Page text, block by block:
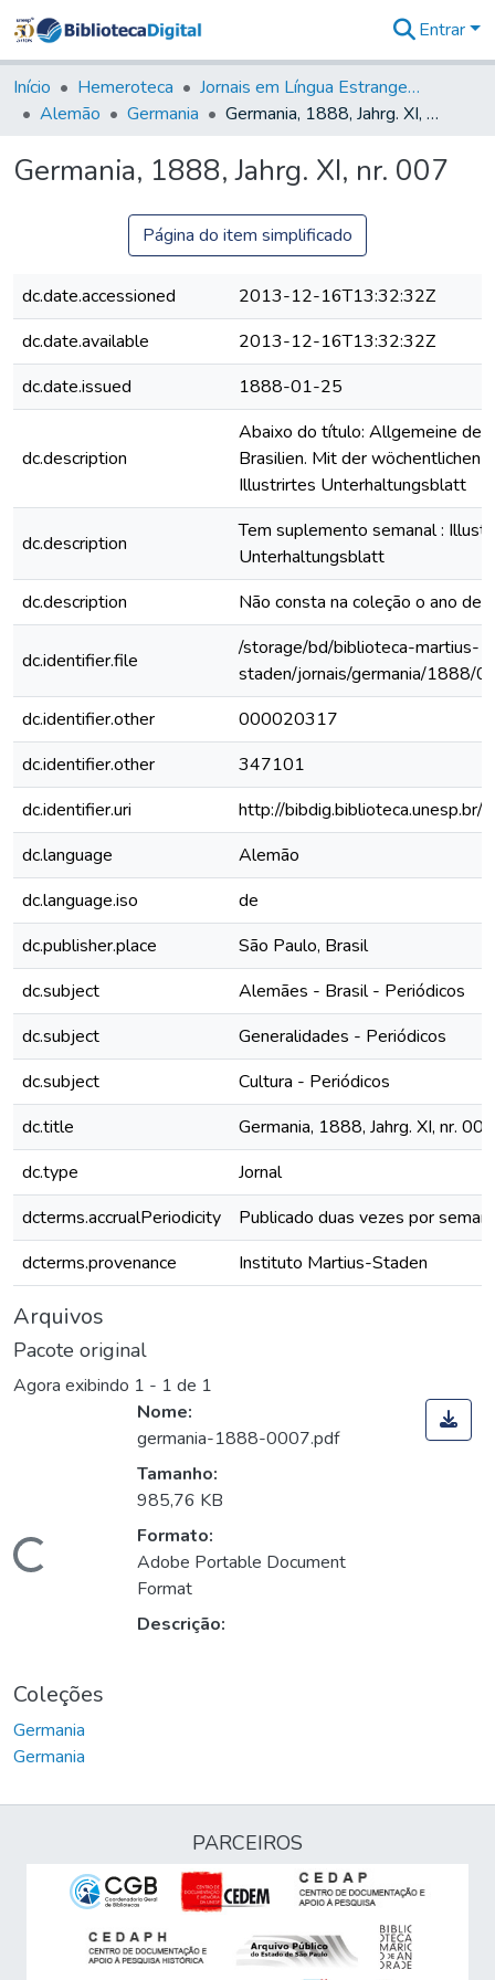
&
Coleções
Tudo na
Digital
Entrar
Início Hemeroteca
Jornais em Língua Estrangeira
Alemão
Germania Germania, 1888, Jahrg. XI, nr. 007
Germania, 1888, Jahrg. XI, nr. 007
Página do item simplificado
dc.date.accessioned
2013-12-16T13:32:32Z
dc.date.available
2013-12-16T13:32:32Z
dc.date.issued
1888-01-25
dc.description
Abaixo do título: Allgemeine
Brasilien. Mit der wöchentlichen
Illustrirtes Unterhaltungsblatt
dc.description
Tem suplemento semanal :
Unterhaltungsblatt
dc.description
Não consta na coleção o ano de
dc.identifier.file
/storage/bd/biblioteca-martius-
staden/jornais/germania/1888/
dc.identifier.other
000020317
dc.identifier.other
347101
dc.identifier.uri
http://
dc.language
Alemão
dc.language.iso
de
dc.publisher.place
São Paulo, Brasil
dc.subject
Alemães - Brasil - Periódicos
dc.subject
Generalidades - Periódicos
dc.subject
Cultura - Periódicos
dc.title
Germania, 1888, Jahrg. XI, nr. 007
dc.type
Jornal
dcterms.accrualPeriodicity
Publicado duas vezes por
dcterms.provenance
Instituto Martius-Staden
Arquivos
Pacote original
Agora exibindo 1 - 1 de 1
Carregando...
Nome:
germania-1888-0007.pdf
Tamanho:
985,76 KB
Formato:
Adobe Portable Document
Format
Descrição:
Coleções
Germania
Germania
PARCEIROS